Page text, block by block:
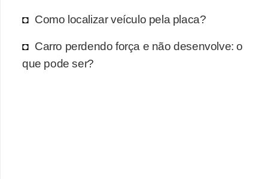
Como localizar veículo pela placa?
Carro perdendo força e não desenvolve: o
que pode ser?
D
i
c